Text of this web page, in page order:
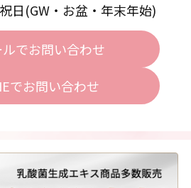
日(GW・お盆・年末年始)
ルでお問い合わせ
でお問い合わせ